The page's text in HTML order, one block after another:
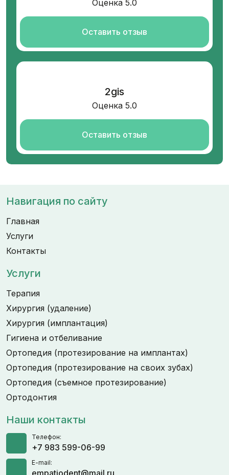
Оценка 5.0
Оставить отзыв
2gis
Оценка 5.0
Оставить отзыв
Навигация по сайту
Главная
Услуги
Контакты
Услуги
Терапия
Хирургия (удаление)
Хирургия (имплантация)
Гигиена и отбеливание
Ортопедия (протезирование на имплантах)
Ортопедия (протезирование на своих зубах)
Ортопедия (съемное протезирование)
Ортодонтия
Наши контакты
Телефон:
+7 983 599-06-99
E-mail:
empatiodent@mail.ru